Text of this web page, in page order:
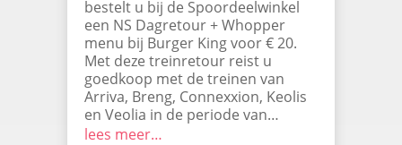
bestelt u bij de Spoordeelwinkel
een NS Dagretour + Whopper
menu bij Burger King voor € 20.
Met deze treinretour reist u
goedkoop met de treinen van
Arriva, Breng, Connexxion, Keolis
en Veolia in de periode van…
lees meer…